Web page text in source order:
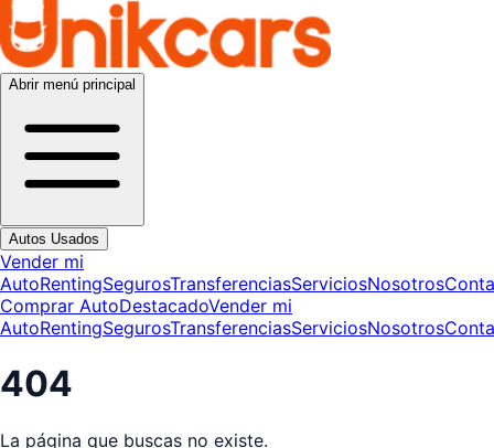
Abrir menú principal
Autos Usados
Vender mi
AutoRentingSegurosTransferenciasServiciosNosotros
Comprar AutoDestacadoVender mi
AutoRentingSegurosTransferenciasServiciosNosotros
404
La página que buscas no existe.